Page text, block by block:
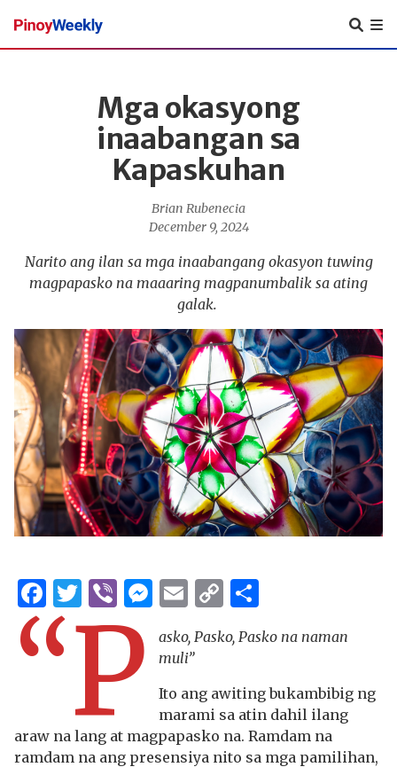
Pinoy
Weekly
Mga okasyong
inaabangan sa
Kapaskuhan
Brian Rubenecia
December 9, 2024
Narito ang ilan sa mga inaabangang okasyon tuwing
magpapasko na maaaring magpanumbalik sa ating
galak.
Facebook
Twitter
ViberMessenger
Email
Copy
Link
“P
asko, Pasko, Pasko na naman
muli”
Ito ang awiting bukambibig ng
marami sa atin dahil ilang
araw na lang at magpapasko na. Ramdam na
ramdam na ang presensiya nito sa mga pamilihan,